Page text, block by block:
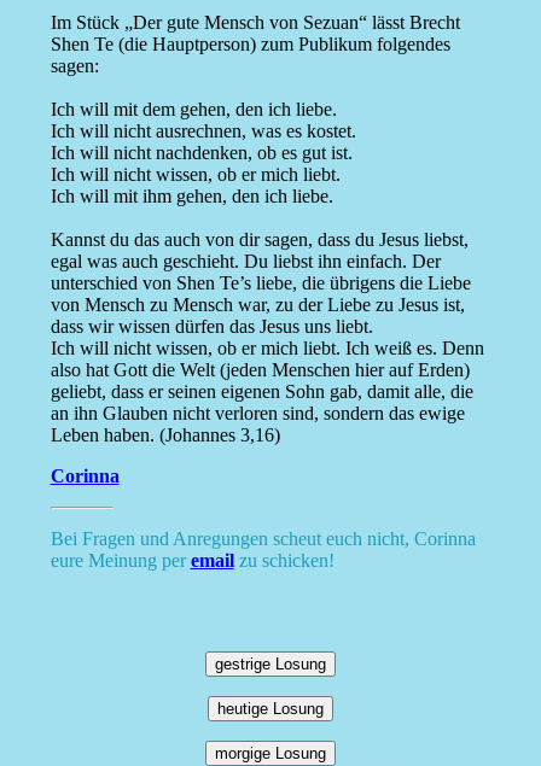
Im Stück „Der gute Mensch von Sezuan“ lässt Brecht
Shen Te (die Hauptperson) zum Publikum folgendes
sagen:
Ich will mit dem gehen, den ich liebe.
Ich will nicht ausrechnen, was es kostet.
Ich will nicht nachdenken, ob es gut ist.
Ich will nicht wissen, ob er mich liebt.
Ich will mit ihm gehen, den ich liebe.
Kannst du das auch von dir sagen, dass du Jesus liebst,
egal was auch geschieht. Du liebst ihn einfach. Der
unterschied von Shen Te’s liebe, die übrigens die Liebe
von Mensch zu Mensch war, zu der Liebe zu Jesus ist,
dass wir wissen dürfen das Jesus uns liebt.
Ich will nicht wissen, ob er mich liebt. Ich weiß es. Denn
also hat Gott die Welt (jeden Menschen hier auf Erden)
geliebt, dass er seinen eigenen Sohn gab, damit alle, die
an ihn Glauben nicht verloren sind, sondern das ewige
Leben haben. (Johannes 3,16)
Corinna
Bei Fragen und Anregungen scheut euch nicht, Corinna
eure Meinung peremailzu schicken!
gestrige Losung
heutige Losung
morgige Losung